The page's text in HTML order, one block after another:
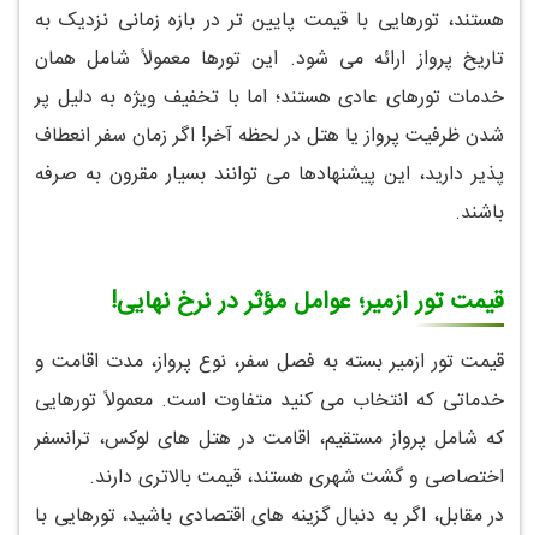
هستند، تورهایی با قیمت پایین تر در بازه زمانی نزدیک به
تاریخ پرواز ارائه می شود. این تورها معمولاً شامل همان
خدمات تورهای عادی هستند؛ اما با تخفیف ویژه به دلیل پر
شدن ظرفیت پرواز یا هتل در لحظه آخر! اگر زمان سفر انعطاف
پذیر دارید، این پیشنهادها می توانند بسیار مقرون به صرفه
باشند.
قیمت تور ازمیر؛ عوامل مؤثر در نرخ نهایی!
قیمت تور ازمیر بسته به فصل سفر، نوع پرواز، مدت اقامت و
خدماتی که انتخاب می کنید متفاوت است. معمولاً تورهایی
که شامل پرواز مستقیم، اقامت در هتل های لوکس، ترانسفر
اختصاصی و گشت شهری هستند، قیمت بالاتری دارند.
در مقابل، اگر به دنبال گزینه های اقتصادی باشید، تورهایی با